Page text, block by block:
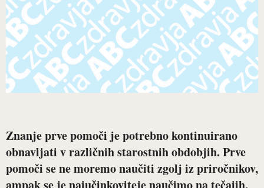
Znanje prve pomoči je potrebno kontinuirano
obnavljati v različnih starostnih obdobjih. Prve
pomoči se ne moremo naučiti zgolj iz priročnikov,